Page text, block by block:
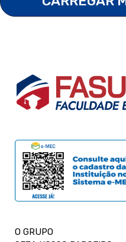
O GRUPO